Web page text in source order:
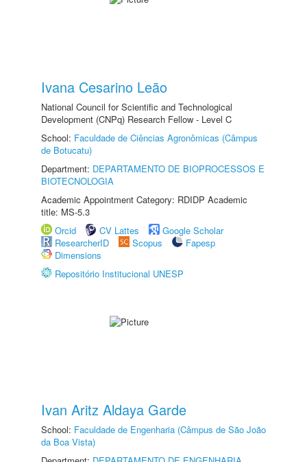
Ivana Cesarino Leão
National Council for Scientific and Technological
Development (CNPq) Research Fellow - Level C
School: Faculdade de Ciências Agronômicas (Câmpus
de Botucatu)
Department: DEPARTAMENTO DE BIOPROCESSOS E
BIOTECNOLOGIA
Academic Appointment Category: RDIDP Academic
title: MS-5.3
Orcid
CV Lattes
Google Scholar
ResearcherID
Scopus
Fapesp
Dimensions
Repositório Institucional UNESP
Ivan Aritz Aldaya Garde
School: Faculdade de Engenharia (Câmpus de São João
da Boa Vista)